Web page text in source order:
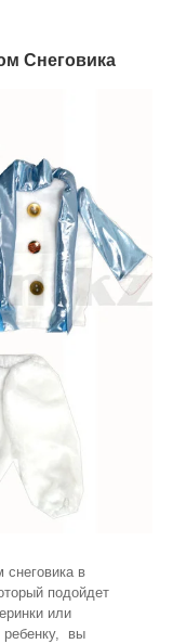
Снеговика
в
подойдет
или
ребенку, вы